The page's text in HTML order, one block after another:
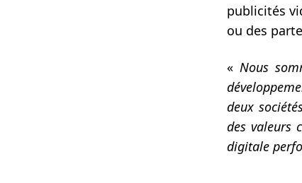
publicités
ou des
« Nous
deux
des valeurs
digitale